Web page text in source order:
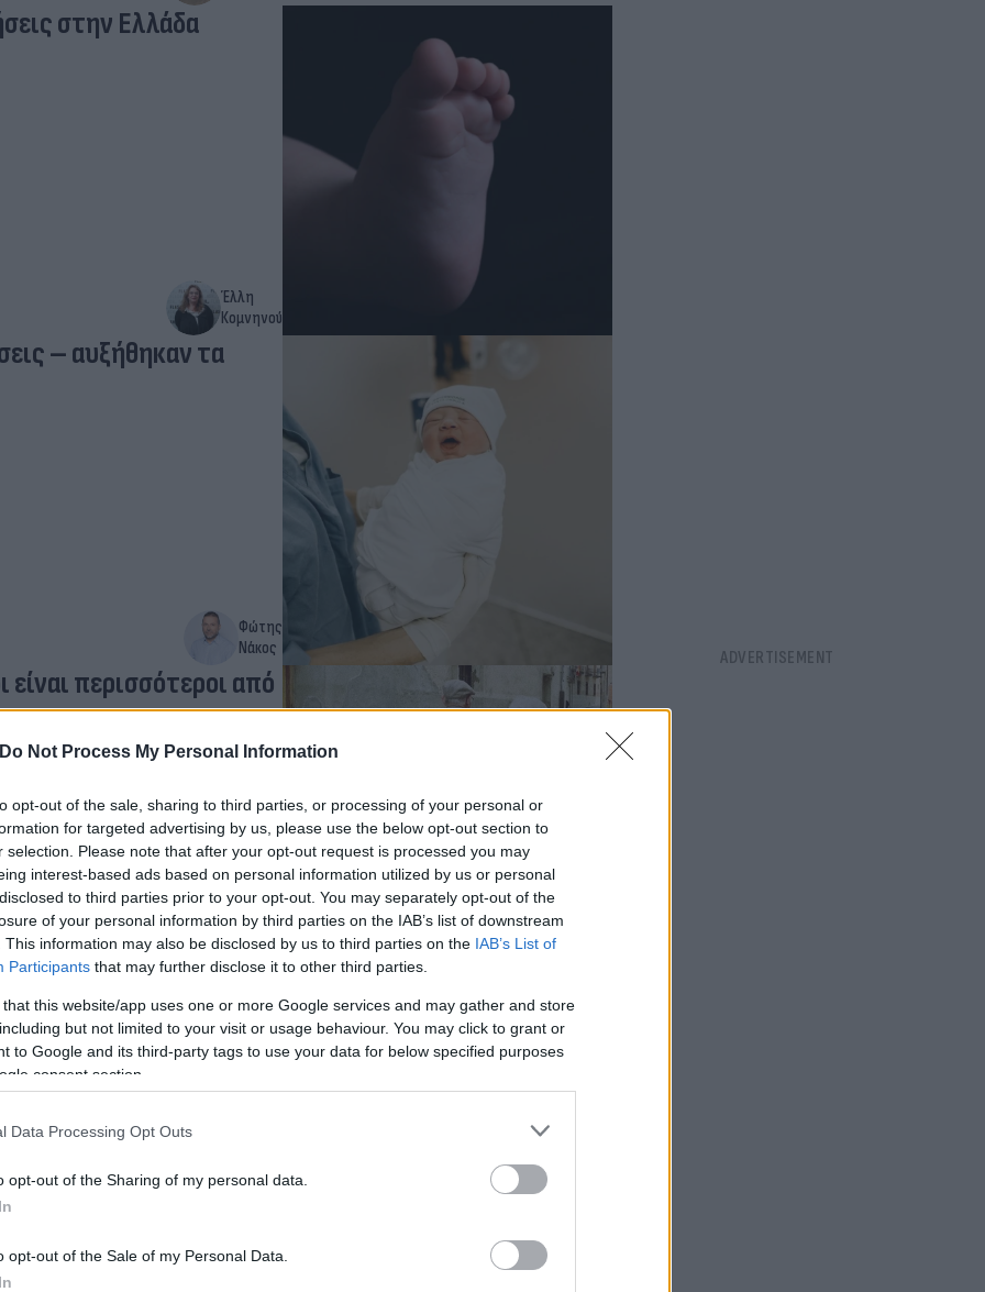
Do Not Process My Personal Information
opt-out of the sale, sharing to third parties, or processing of your personal or
for targeted advertising by us, please use the below opt-out section to
selection. Please note that after your opt-out request is processed you may
interest-based ads based on personal information utilized by us or personal
to third parties prior to your opt-out. You may separately opt-out of the
of your personal information by third parties on the IAB’s list of downstream
This information may also be disclosed by us to third parties on the IAB’s List of
Participants that may further disclose it to other third parties.
that this website/app uses one or more Google services and may gather and store
but not limited to your visit or usage behaviour. You may click to grant or
to Google and its third-party tags to use your data for below specified purposes
consent section.
Data Processing Opt Outs
opt-out of the Sharing of my personal data.
opt-out of the Sale of my Personal Data.
στην Ελλάδα
Έλλη
Κομνηνού
– αυξήθηκαν τα
Φώτης
Νάκος
περισσότεροι από
Αγγελική
Γιαννακού
γυναικών σε
άτομα ετησίως για